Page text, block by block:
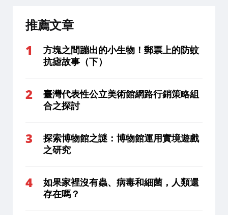
推薦文章
方塊之間蹦出的小生物！郵票上的防蚊
抗瘧故事（下）
臺灣代表性公立美術館網路行銷策略組
合之探討
探索博物館之謎：博物館運用實境遊戲
之研究
如果家裡沒有蟲、病毒和細菌，人類還
存在嗎？